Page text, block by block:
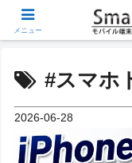
#スマホ
2026-06-28
メニュー